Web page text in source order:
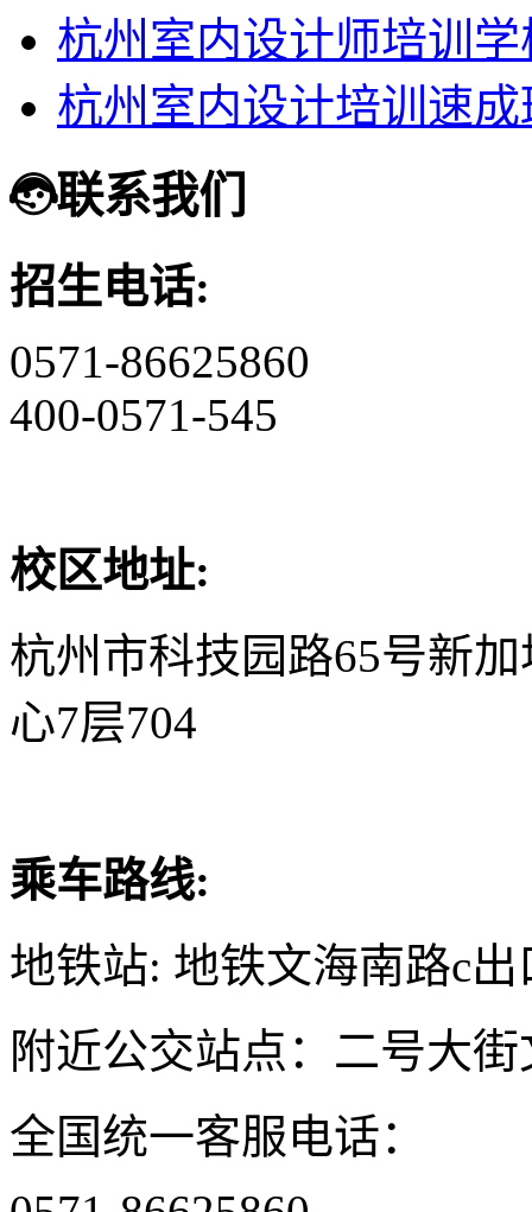
杭州室内设计师培训
杭州室内设计培训速成
联系我们
招生电话:
0571-86625860
400-0571-545
校区地址:
杭州市科技园路65号新
心7层704
乘车路线:
地铁站: 地铁文海南路c出
附近公交站点：二号大
全国统一客服电话：